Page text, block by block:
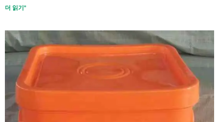
더 읽기"